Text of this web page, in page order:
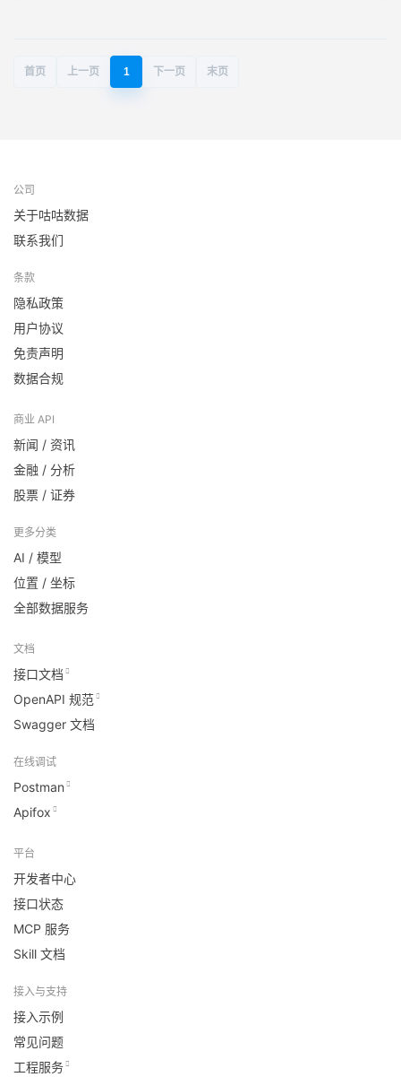
首页 上一页 1 下一页 末页
公司
关于咕咕数据
联系我们
条款
隐私政策
用户协议
免责声明
数据合规
商业 API
新闻 / 资讯
金融 / 分析
股票 / 证券
更多分类
AI / 模型
位置 / 坐标
全部数据服务
文档
接口文档
OpenAPI 规范
Swagger 文档
在线调试
Postman
Apifox
平台
开发者中心
接口状态
MCP 服务
Skill 文档
接入与支持
接入示例
常见问题
工程服务